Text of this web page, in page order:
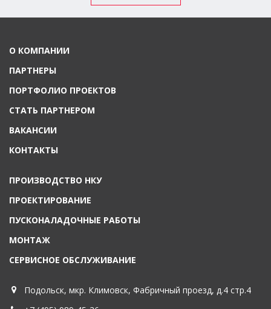
О КОМПАНИИ
ПАРТНЕРЫ
ПОРТФОЛИО ПРОЕКТОВ
СТАТЬ ПАРТНЕРОМ
ВАКАНСИИ
КОНТАКТЫ
ПРОИЗВОДСТВО НКУ
ПРОЕКТИРОВАНИЕ
ПУСКОНАЛАДОЧНЫЕ РАБОТЫ
МОНТАЖ
СЕРВИСНОЕ ОБСЛУЖИВАНИЕ
Подольск, мкр. Климовск, Фабричный проезд, д.4 стр.4